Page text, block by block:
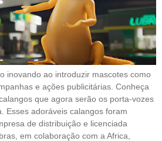
inovando ao introduzir mascotes como
e ações publicitárias. Conheça
que agora serão os porta-vozes
Esses adoráveis calangos foram
de distribuição e licenciada
em colaboração com a Africa,